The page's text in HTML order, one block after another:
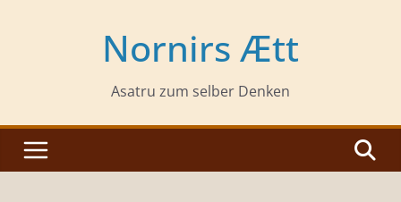
Nornirs Ætt
Asatru zum selber Denken